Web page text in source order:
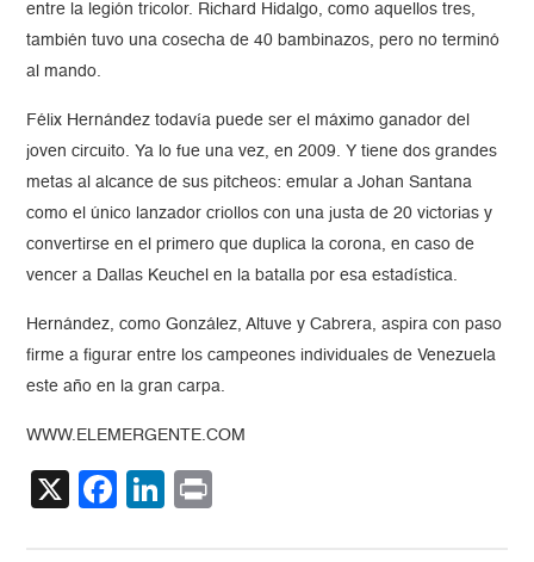
entre la legión tricolor. Richard Hidalgo, como aquellos tres,
también tuvo una cosecha de 40 bambinazos, pero no terminó
al mando.
Félix Hernández todavía puede ser el máximo ganador del
joven circuito. Ya lo fue una vez, en 2009. Y tiene dos grandes
metas al alcance de sus pitcheos: emular a Johan Santana
como el único lanzador criollos con una justa de 20 victorias y
convertirse en el primero que duplica la corona, en caso de
vencer a Dallas Keuchel en la batalla por esa estadística.
Hernández, como González, Altuve y Cabrera, aspira con paso
firme a figurar entre los campeones individuales de Venezuela
este año en la gran carpa.
WWW.ELEMERGENTE.COM
X Facebook
LinkedIn